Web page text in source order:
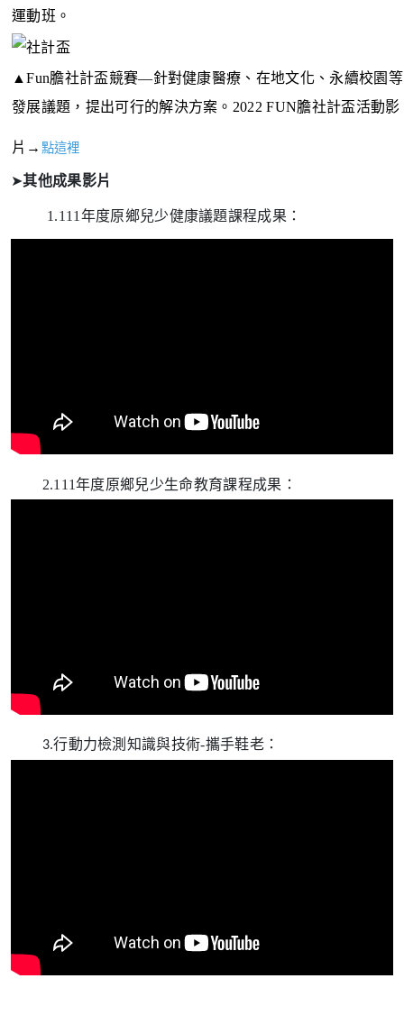
運動班。
▲Fun膽社計盃競賽—針對健康醫療、在地文化、永續校園等
發展議題，提出可行的解決方案。2022 FUN膽社計盃活動影
片→ 點這裡
➤其他成果影片
1.111 年度原鄉兒少健康議題課程成果：
2.111年度原鄉兒少生命教育課程成果：
3.行動力檢測知識與技術-攜手鞋老：